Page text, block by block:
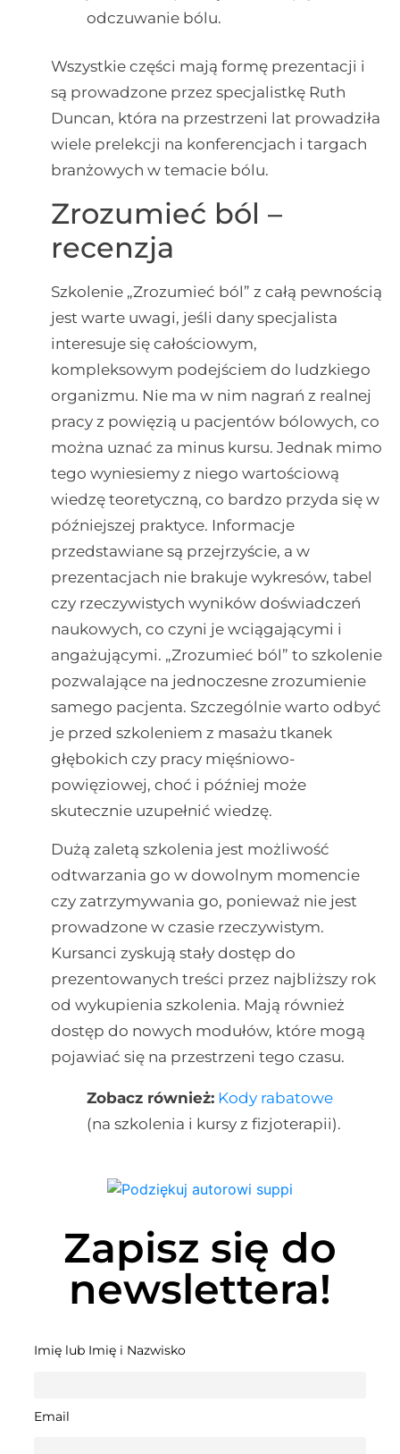
odczuwanie bólu.
Wszystkie części mają formę prezentacji i
są prowadzone przez specjalistkę Ruth
Duncan, która na przestrzeni lat prowadziła
wiele prelekcji na konferencjach i targach
branżowych w temacie bólu.
Zrozumieć ból –
recenzja
Szkolenie „Zrozumieć ból” z całą pewnością
jest warte uwagi, jeśli dany specjalista
interesuje się całościowym,
kompleksowym podejściem do ludzkiego
organizmu. Nie ma w nim nagrań z realnej
pracy z powięzią u pacjentów bólowych, co
można uznać za minus kursu. Jednak mimo
tego wyniesiemy z niego wartościową
wiedzę teoretyczną, co bardzo przyda się w
późniejszej praktyce. Informacje
przedstawiane są przejrzyście, a w
prezentacjach nie brakuje wykresów, tabel
czy rzeczywistych wyników doświadczeń
naukowych, co czyni je wciągającymi i
angażującymi. „Zrozumieć ból” to szkolenie
pozwalające na jednoczesne zrozumienie
samego pacjenta. Szczególnie warto odbyć
je przed szkoleniem z masażu tkanek
głębokich czy pracy mięśniowo-
powięziowej, choć i później może
skutecznie uzupełnić wiedzę.
Dużą zaletą szkolenia jest możliwość
odtwarzania go w dowolnym momencie
czy zatrzymywania go, ponieważ nie jest
prowadzone w czasie rzeczywistym.
Kursanci zyskują stały dostęp do
prezentowanych treści przez najbliższy rok
od wykupienia szkolenia. Mają również
dostęp do nowych modułów, które mogą
pojawiać się na przestrzeni tego czasu.
Zobacz również: Kody rabatowe
(na szkolenia i kursy z fizjoterapii).
Zapisz się do
newslettera!
Imię lub Imię i Nazwisko
Email